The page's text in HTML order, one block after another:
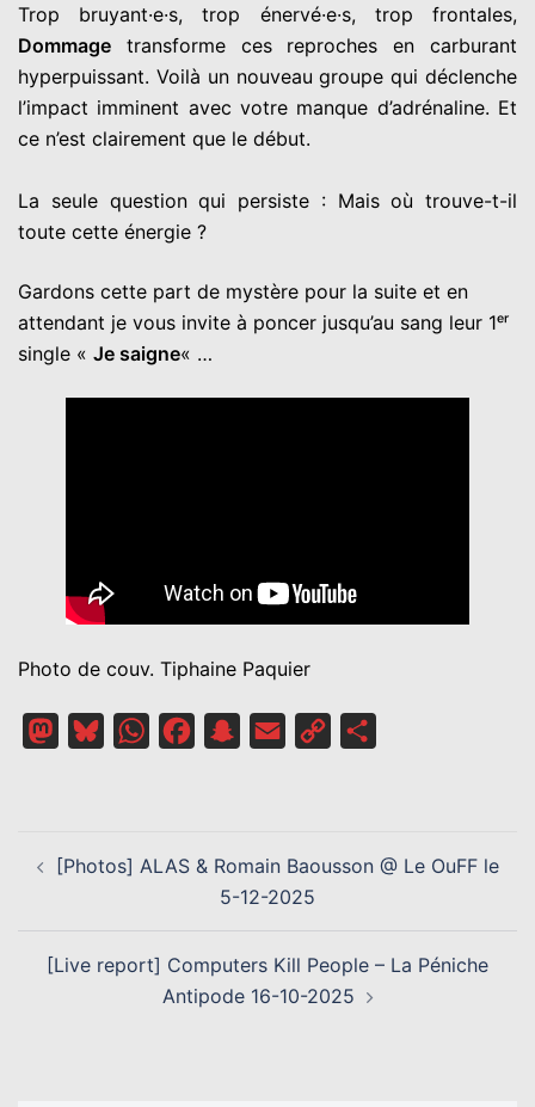
Trop bruyant·e·s, trop énervé·e·s, trop frontales,
Dommage transforme ces reproches en carburant
hyperpuissant. Voilà un nouveau groupe qui déclenche
l’impact imminent avec votre manque d’adrénaline. Et
ce n’est clairement que le début.
La seule question qui persiste : Mais où trouve-t-il
toute cette énergie ?
Gardons cette part de mystère pour la suite et en
attendant je vous invite à poncer jusqu’au sang leur 1ᵉʳ
single « Je saigne« …
Photo de couv. Tiphaine Paquier
MastodonBlueskyWhatsAppFacebookSnapchat
Email
Copy
D’ARTICLE
[Photos] ALAS & Romain Baousson @ Le OuFF le
5-12-2025
[Live report] Computers Kill People – La Péniche
Antipode 16-10-2025